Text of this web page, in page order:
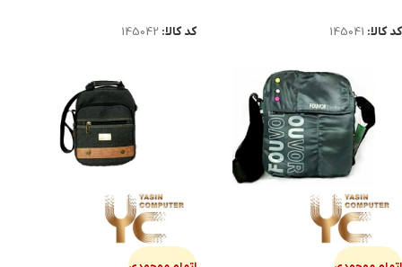
کد کالا: 145041
کد کالا: 145042